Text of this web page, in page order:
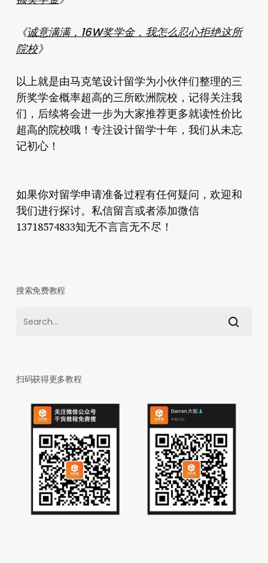
《诚意满满，16W奖学金，我怎么忍心拒绝这所
院校》
以上就是由马克笔设计留学为小伙伴们整理的三
所奖学金概率超高的三所欧洲院校，记得关注我
们，后续将会进一步为大家推荐更多就读性价比
超高的院校哦！专注设计留学十年，我们从未忘
记初心！
如果你对留学申请准备过程有任何疑问，欢迎和
我们进行探讨。私信留言或者添加微信
13718574833知无不言言无不尽！
搜索免费教程
扫码获得更多教程